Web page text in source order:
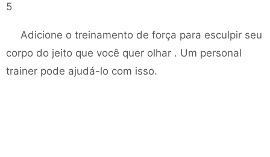
5
Adicione o treinamento de força para esculpir seu
corpo do jeito que você quer olhar . Um personal
trainer pode ajudá-lo com isso.